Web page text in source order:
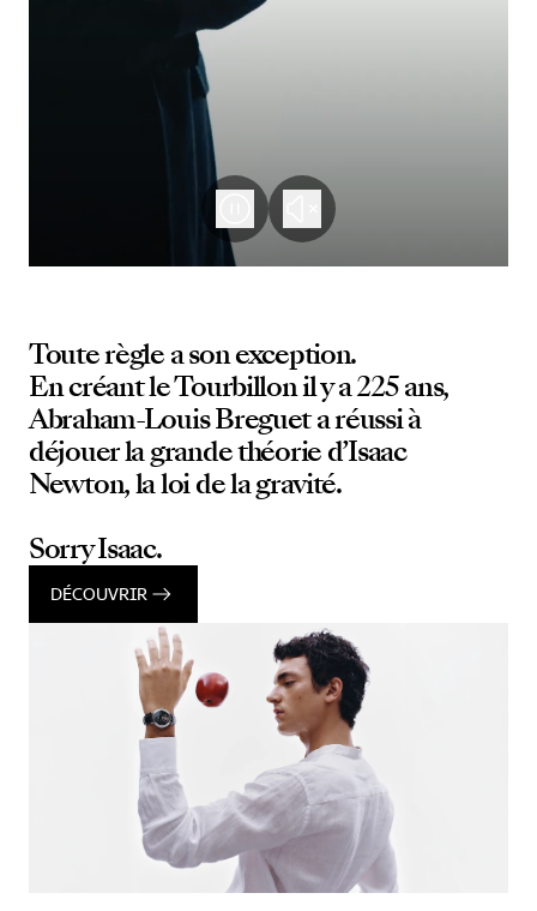
Toute règle a son exception.
En créant le Tourbillon il y a 225 ans,
Abraham-Louis Breguet a réussi à
déjouer la grande théorie d’Isaac
Newton, la loi de la gravité.
Sorry Isaac.
DÉCOUVRIR